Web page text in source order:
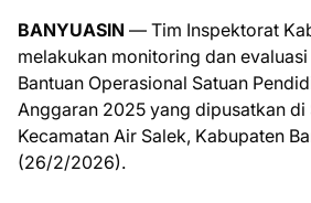
BANYUASIN — Tim Inspektorat
melakukan monitoring dan
Bantuan Operasional Satuan
Anggaran 2025 yang dipusatkan di
Kecamatan Air Salek, Kabupaten
(26/2/2026).